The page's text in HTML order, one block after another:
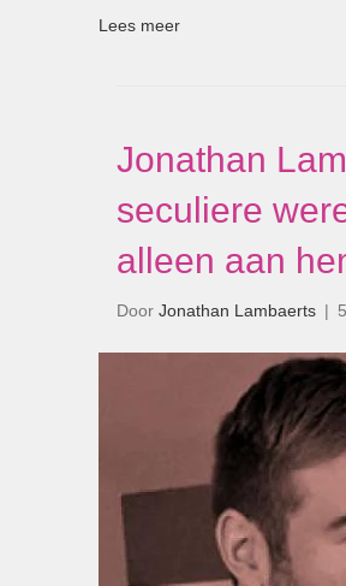
Lees meer
Jonathan
seculiere
alleen aan
Door Jonathan Lambaerts |